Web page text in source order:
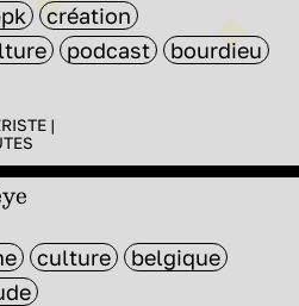
création
podcast
bourdieu
|
culture
belgique